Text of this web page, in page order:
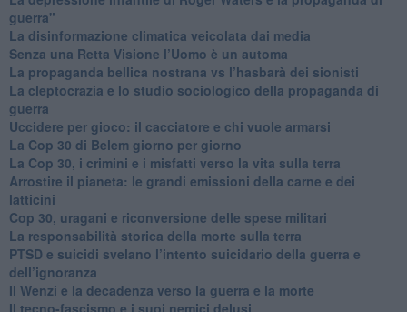
guerra"
​La disinformazione climatica veicolata dai media
Senza una Retta Visione l’Uomo è un automa
​La propaganda bellica nostrana vs l’hasbarà dei sionisti
​La cleptocrazia e lo studio sociologico della propaganda di
guerra
​Uccidere per gioco: il cacciatore e chi vuole armarsi
​La Cop 30 di Belem giorno per giorno
La Cop 30, i crimini e i misfatti verso la vita sulla terra
Arrostire il pianeta: le grandi emissioni della carne e dei
latticini
​Cop 30, uragani e riconversione delle spese militari
La responsabilità storica della morte sulla terra
PTSD e suicidi svelano l’intento suicidario della guerra e
dell’ignoranza
Il Wenzi e la decadenza verso la guerra e la morte
​Il tecno-fascismo e i suoi nemici delusi